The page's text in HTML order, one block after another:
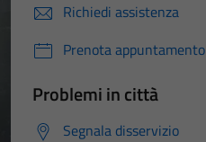
Richiedi assistenza
Prenota appuntamento
Problemi in città
Segnala disservizio